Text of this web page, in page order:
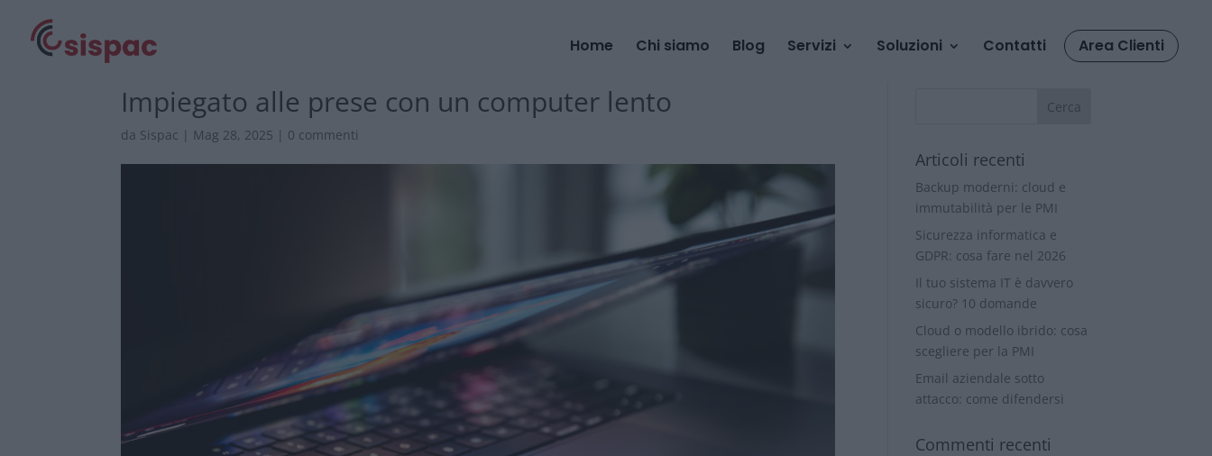
Home Chi siamo Blog Servizi Soluzioni Contatti Area Clienti
Impiegato alle prese con un computer lento
da Sispac | Mag 28, 2025 | 0 commenti
Articoli recenti
Backup moderni: cloud e
immutabilità per le PMI
Sicurezza informatica e
GDPR: cosa fare nel 2026
Il tuo sistema IT è davvero
sicuro? 10 domande
Cloud o modello ibrido: cosa
scegliere per la PMI
Email aziendale sotto
attacco: come difendersi
Commenti recenti